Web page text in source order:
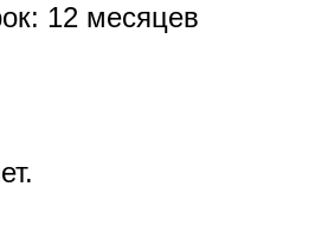
12 месяцев